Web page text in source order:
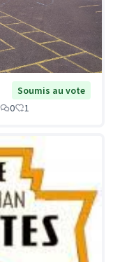
Soumis au vote
0 1